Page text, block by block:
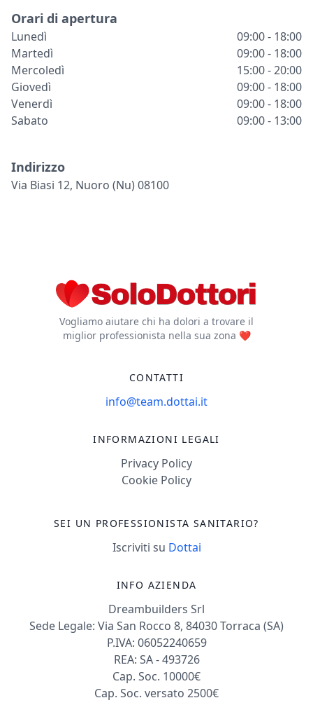
Orari di apertura
Lunedì
09:00 - 18:00
Martedì
09:00 - 18:00
Mercoledì
15:00 - 20:00
Giovedì
09:00 - 18:00
Venerdì
09:00 - 18:00
Sabato
09:00 - 13:00
Indirizzo
Via Biasi 12, Nuoro (nu) 08100
Vogliamo aiutare chi ha dolori a trovare il
miglior professionista nella sua zona ❤️
CONTATTI
info@team.dottai.it
INFORMAZIONI LEGALI
Privacy Policy
Cookie Policy
SEI UN PROFESSIONISTA SANITARIO?
Iscriviti su Dottai
INFO AZIENDA
Dreambuilders Srl
Sede Legale: Via San Rocco 8, 84030 Torraca (SA)
P.IVA: 06052240659
REA: SA - 493726
Cap. Soc. 10000€
Cap. Soc. versato 2500€